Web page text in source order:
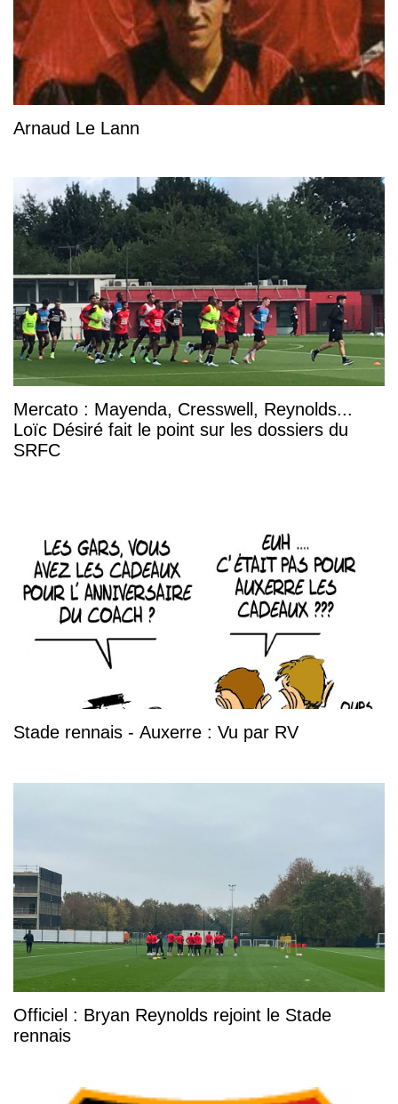
Arnaud Le Lann
Mercato : Mayenda, Cresswell, Reynolds...
Loïc Désiré fait le point sur les dossiers du
SRFC
Stade rennais - Auxerre : Vu par RV
Officiel : Bryan Reynolds rejoint le Stade
rennais